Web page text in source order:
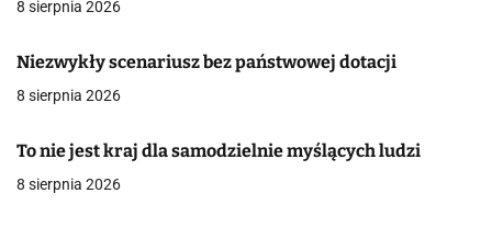
j
a
w
p
i
8 sierpnia 2026
Niezwykły scenariusz bez państwowej dotacji
8 sierpnia 2026
To nie jest kraj dla samodzielnie myślących ludzi
8 sierpnia 2026